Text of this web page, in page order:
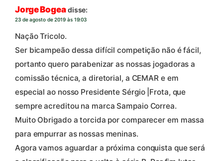
Jorge Bogeadisse:
23 de agosto de 2019 às 19:03
Nação Tricolo.
Ser bicampeão dessa difícil competição não é fácil,
portanto quero parabenizar as nossas jogadoras a
comissão técnica, a diretorial, a CEMAR e em
especial ao nosso Presidente Sérgio |Frota, que
sempre acreditou na marca Sampaio Correa.
Muito Obrigado a torcida por comparecer em massa
para empurrar as nossas meninas.
Agora vamos aguardar a próxima conquista que será